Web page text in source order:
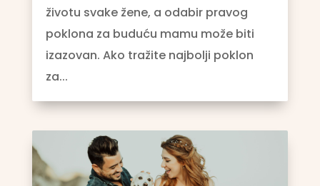
životu svake žene, a odabir pravog
poklona za buduću mamu može biti
izazovan. Ako tražite najbolji poklon
za...